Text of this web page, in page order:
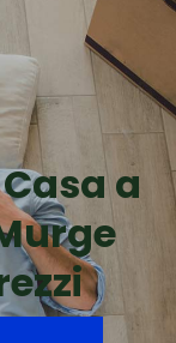
a